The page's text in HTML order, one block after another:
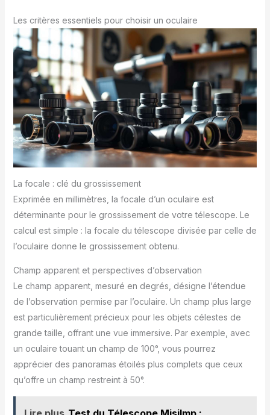
Les critères essentiels pour choisir un oculaire
La focale : clé du grossissement
Exprimée en millimètres, la focale d’un oculaire est
déterminante pour le grossissement de votre télescope. Le
calcul est simple : la focale du télescope divisée par celle de
l’oculaire donne le grossissement obtenu.
Champ apparent et perspectives d’observation
Le champ apparent, mesuré en degrés, désigne l’étendue
de l’observation permise par l’oculaire. Un champ plus large
est particulièrement précieux pour les objets célestes de
grande taille, offrant une vue immersive. Par exemple, avec
un oculaire touant un champ de 100°, vous pourrez
apprécier des panoramas étoilés plus complets que ceux
qu’offre un champ restreint à 50°.